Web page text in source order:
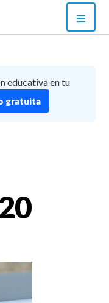
educativa en tu
gratuita